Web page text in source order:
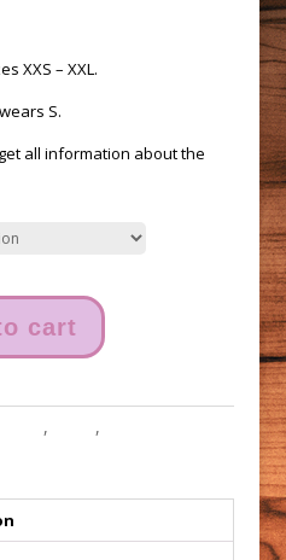
XXS – XXL.
S.
all information about the
cart
, ,